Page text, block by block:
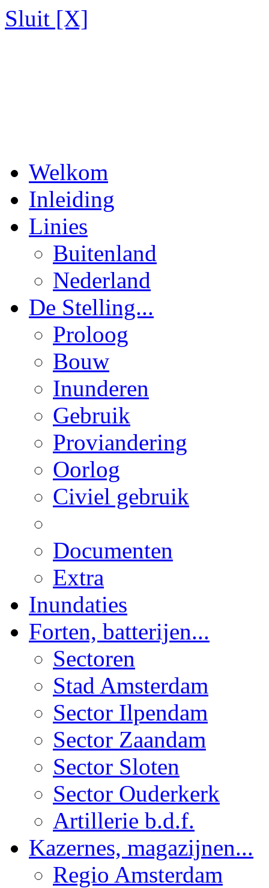
Sluit [X]
Welkom
Inleiding
Linies
Buitenland
Nederland
De Stelling...
Proloog
Bouw
Inunderen
Gebruik
Proviandering
Oorlog
Civiel gebruik
Documenten
Extra
Inundaties
Forten, batterijen...
Sectoren
Stad Amsterdam
Sector Ilpendam
Sector Zaandam
Sector Sloten
Sector Ouderkerk
Artillerie b.d.f.
Kazernes, magazijnen...
Regio Amsterdam